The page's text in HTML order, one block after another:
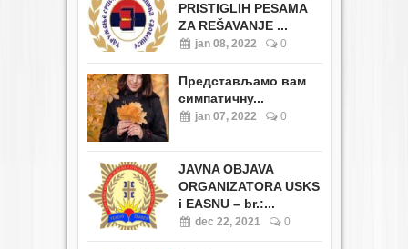
PRISTIGLIH PESAMA
ZA REŠAVANJE ...
jan 08, 2022 0
Представљамо вам
симпатичну...
jan 07, 2022 0
JAVNA OBJAVA
ORGANIZATORA USKS
i EASNU – br.:...
dec 22, 2021 0